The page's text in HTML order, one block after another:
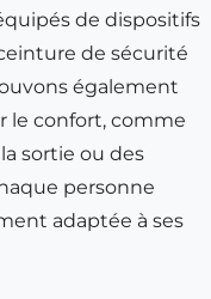
de dispositifs
de sécurité
également
le confort, comme
sortie ou des
personne
adaptée à ses